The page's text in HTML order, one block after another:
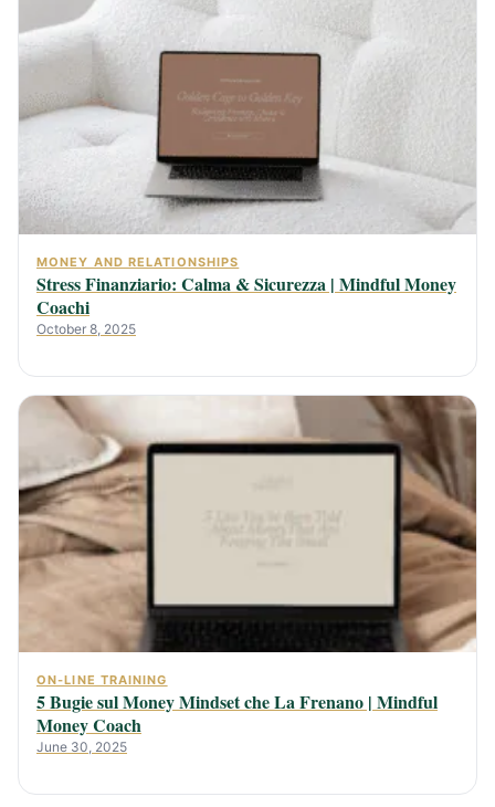
MONEY AND RELATIONSHIPS
Stress Finanziario: Calma & Sicurezza | Mindful Money
Coachi
October 8, 2025
ON-LINE TRAINING
5 Bugie sul Money Mindset che La Frenano | Mindful
Money Coach
June 30, 2025